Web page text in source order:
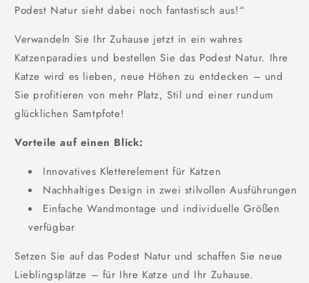
Podest Natur sieht dabei noch fantastisch aus!“
Verwandeln Sie Ihr Zuhause jetzt in ein wahres
Katzenparadies und bestellen Sie das Podest Natur. Ihre
Katze wird es lieben, neue Höhen zu entdecken – und
Sie profitieren von mehr Platz, Stil und einer rundum
glücklichen Samtpfote!
Vorteile auf einen Blick:
Innovatives Kletterelement für Katzen
Nachhaltiges Design in zwei stilvollen Ausführungen
Einfache Wandmontage und individuelle Größen
verfügbar
Setzen Sie auf das Podest Natur und schaffen Sie neue
Lieblingsplätze – für Ihre Katze und Ihr Zuhause.